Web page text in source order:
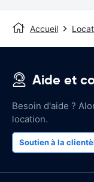
Accueil
Aide et
Besoin d'aide ?
location.
Soutien à la